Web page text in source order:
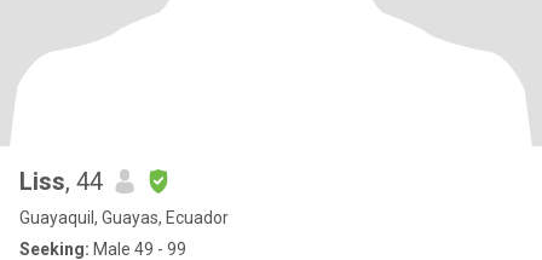
Liss, 44
Guayaquil, Guayas, Ecuador
Seeking: Male 49 - 99